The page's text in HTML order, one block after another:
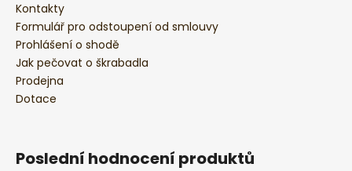
Kontakty
Formulář pro odstoupení od smlouvy
Prohlášení o shodě
Jak pečovat o škrabadla
Prodejna
Dotace
Poslední hodnocení produktů